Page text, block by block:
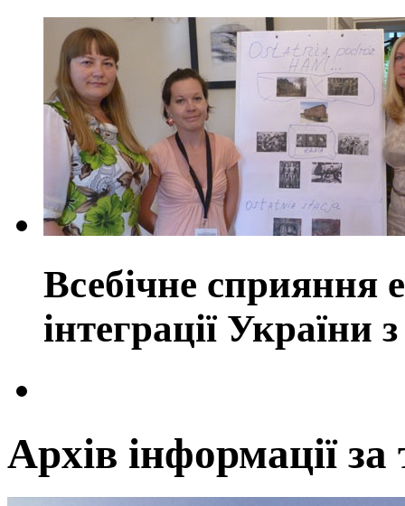
Всебічне сприяння
інтеграції
Архів інформації